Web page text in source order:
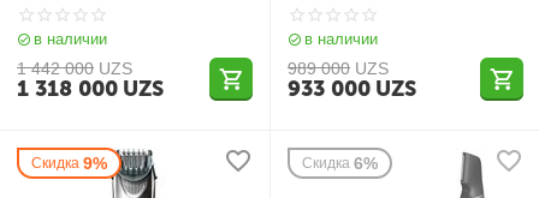
в наличии
1 442 000 UZS
1 318 000 UZS
в наличии
989 000 UZS
933 000 UZS
Скидка 9% Скидка 6%